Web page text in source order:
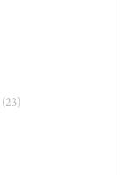
(23)